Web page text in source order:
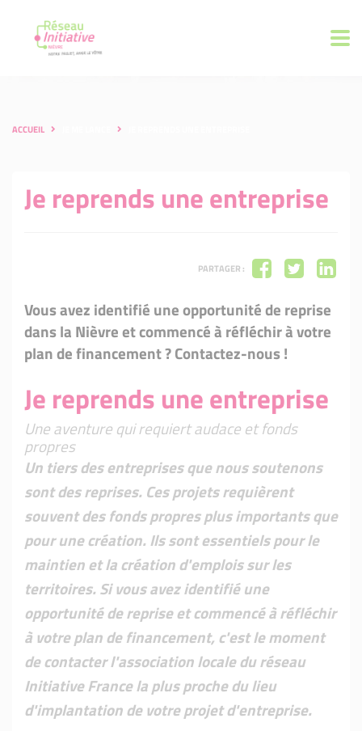
ACCUEIL
Je reprends une entreprise
PARTAGER :
Vous avez identifié une opportunité de reprise
dans la Nièvre et commencé à réfléchir à votre
plan de financement ? Contactez-nous !
Je reprends une entreprise
Une aventure qui requiert audace et fonds
propres
Un tiers des entreprises que nous soutenons
sont des reprises. Ces projets requièrent
souvent des fonds propres plus importants que
pour une création. Ils sont essentiels pour le
maintien et la création d'emplois sur les
territoires. Si vous avez identifié une
opportunité de reprise et commencé à réfléchir
à votre plan de financement, c'est le moment
de contacter l'association locale du réseau
Initiative France la plus proche du lieu
d'implantation de votre projet d'entreprise.